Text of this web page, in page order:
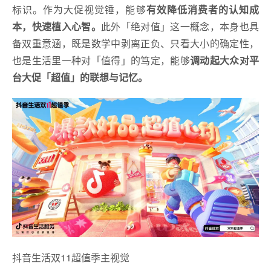
标识。作为大促视觉锤，能够有效降低消费者的认知成
本，快速植入心智。 此外「绝对值」这一概念，本身也具
备双重意涵，既是数学中剥离正负、只看大小的确定性，
也是生活里一种对「值得」的笃定，能够调动起大众对平
台大促「超值」的联想与记忆。
抖音生活双11超值季主视觉